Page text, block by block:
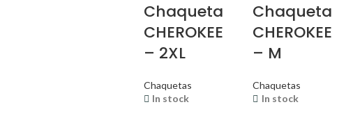
Chaqueta
CHEROKEE
– 2XL
Chaquetas
In stock
Chaqueta
CHEROKEE
– M
Chaquetas
In stock